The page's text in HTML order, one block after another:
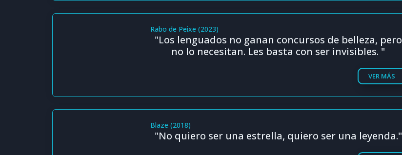
Rabo de Peixe (2023)
"Los lenguados no ganan concursos de belleza, pero
no lo necesitan. Les basta con ser invisibles. "
VER MÁS
Blaze (2018)
"No quiero ser una estrella, quiero ser una leyenda."